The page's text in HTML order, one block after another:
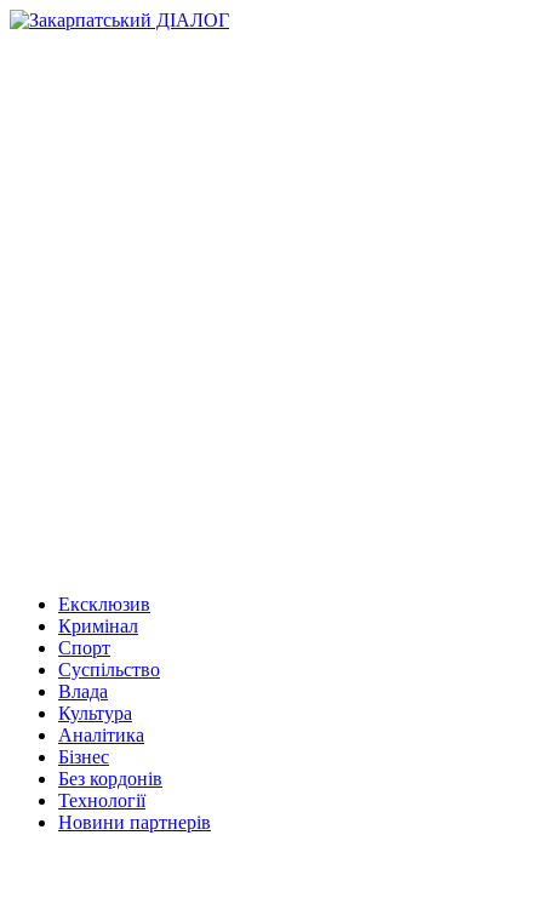
Ексклюзив
Кримінал
Спорт
Суспільство
Влада
Культура
Аналітика
Бізнес
Без кордонів
Технології
Новини партнерів